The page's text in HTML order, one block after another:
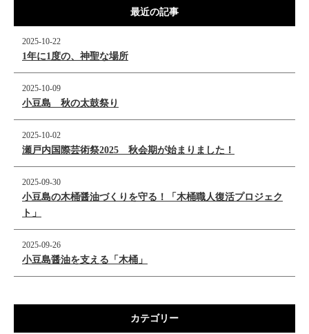
最近の記事
2025-10-22
1年に1度の、神聖な場所
2025-10-09
小豆島 秋の太鼓祭り
2025-10-02
瀬戸内国際芸術祭2025 秋会期が始まりました！
2025-09-30
小豆島の木桶醤油づくりを守る！「木桶職人復活プロジェク
ト」
2025-09-26
小豆島醤油を支える「木桶」
カテゴリー